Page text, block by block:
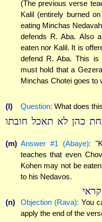
(The previous verse
Kalil (entirely burned
eating Minchas
defends R. Aba. Also
eaten nor Kalil. It is
defend R. Aba. This is
must hold that a
Minchas Chotei goes to
(l) Question: What does
כהן לא תאכל חובתו
(m) Answer #1 (Abaye):
teaches that even
Kohen may not be
to his Nedavos.
(n) Objection (Rava): You
apply the end of the